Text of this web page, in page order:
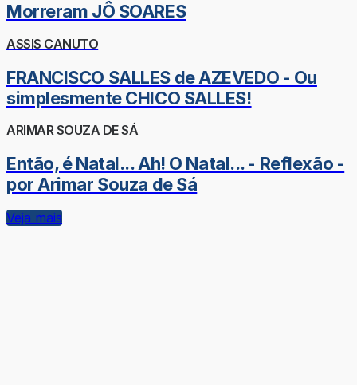
Morreram JÔ SOARES
ASSIS CANUTO
FRANCISCO SALLES de AZEVEDO - Ou
simplesmente CHICO SALLES!
ARIMAR SOUZA DE SÁ
Então, é Natal... Ah! O Natal... - Reflexão -
por Arimar Souza de Sá
Veja mais